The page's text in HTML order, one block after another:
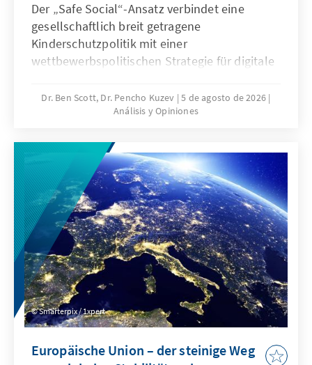
Der „Safe Social“-Ansatz verbindet eine
gesellschaftlich breit getragene
Kinderschutzpolitik mit einer
wettbewerbspolitischen Strategie für digitale
unter 16-Jährige reagieren viele Staaten auf
gefährliche digitale Produkte und die
Plattformen. Es sollte mit einem EU-weiten
System zertifizierter Ausnahmen verbunden
werden, um die Regeln für digitale Dienste
neu auszurichten: Kinder müssen wirksam
geschützt werden, zugleich muss der Markt
für europäische Alternativen zum heutigen
Oligopol geöffnet werden.
Dr. Ben Scott, Dr. Pencho Kuzev 5 de agosto de 2026
Análisis y Opiniones
Smarterpix / 1xpert
Europäische Union – der steinige Weg